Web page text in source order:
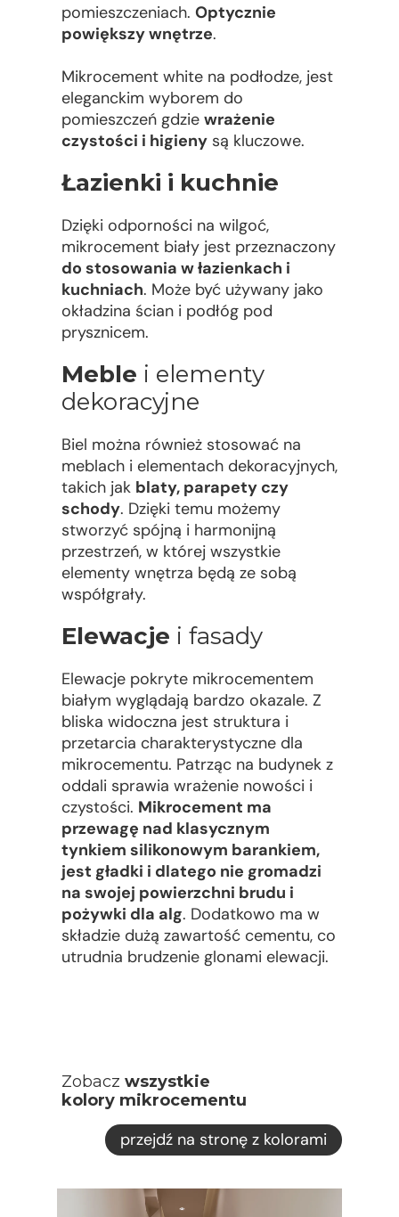
pomieszczeniach. Optycznie
powiększy wnętrze.
Mikrocement white na podłodze, jest
eleganckim wyborem do
pomieszczeń gdzie wrażenie
czystości i higieny są kluczowe.
Łazienki i kuchnie
Dzięki odporności na wilgoć,
mikrocement biały jest przeznaczony
do stosowania w łazienkach i
kuchniach. Może być używany jako
okładzina ścian i podłóg pod
prysznicem.
Meble i elementy
dekoracyjne
Biel można również stosować na
meblach i elementach dekoracyjnych,
takich jak blaty, parapety czy
schody. Dzięki temu możemy
stworzyć spójną i harmonijną
przestrzeń, w której wszystkie
elementy wnętrza będą ze sobą
współgrały.
Elewacje i fasady
Elewacje pokryte mikrocementem
białym wyglądają bardzo okazale. Z
bliska widoczna jest struktura i
przetarcia charakterystyczne dla
mikrocementu. Patrząc na budynek z
oddali sprawia wrażenie nowości i
czystości. Mikrocement ma
przewagę nad klasycznym
tynkiem silikonowym barankiem,
jest gładki i dlatego nie gromadzi
na swojej powierzchni brudu i
pożywki dla alg. Dodatkowo ma w
składzie dużą zawartość cementu, co
utrudnia brudzenie glonami elewacji.
przejdź na stronę z kolorami
Zobacz wszystkie
kolory mikrocementu